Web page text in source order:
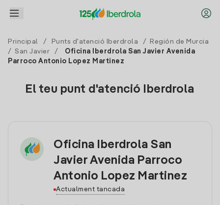
Principal / Punts d'atenció Iberdrola /
Región de Murcia
/ San Javier /
Oficina Iberdrola San Javier Avenida
Parroco Antonio Lopez Martinez
El teu punt d'atenció Iberdrola
Oficina Iberdrola San
Javier Avenida Parroco
Antonio Lopez Martinez
Actualment tancada